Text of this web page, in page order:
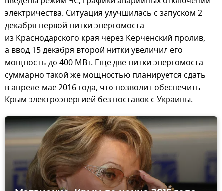
электричества. Ситуация улучшилась с запуском 2
декабря первой нитки энергомоста
из Краснодарского края через Керченский пролив,
а ввод 15 декабря второй нитки увеличил его
мощность до 400 МВт. Еще две нитки энергомоста
суммарно такой же мощностью планируется сдать
в апреле-мае 2016 года, что позволит обеспечить
Крым электроэнергией без поставок с Украины.